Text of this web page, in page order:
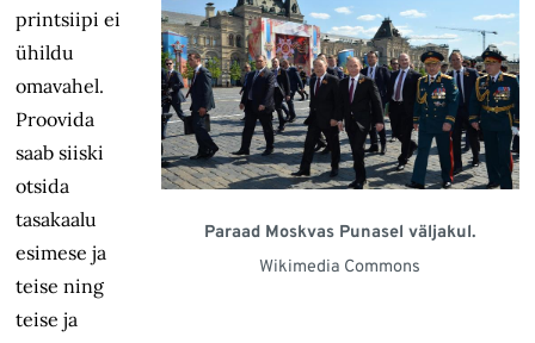
Paraad Moskvas Punasel väljakul.
Wikimedia Commons
printsiipi ei
ühildu
omavahel.
Proovida
saab siiski
otsida
tasakaalu
esimese ja
teise ning
teise ja